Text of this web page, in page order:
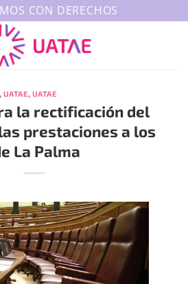
CON DERECHOS
, UATAE, UATAE
la rectificación del
prestaciones a los
La Palma